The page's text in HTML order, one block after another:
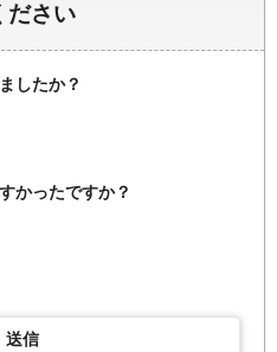
ださい
したか？
かったですか？
送信